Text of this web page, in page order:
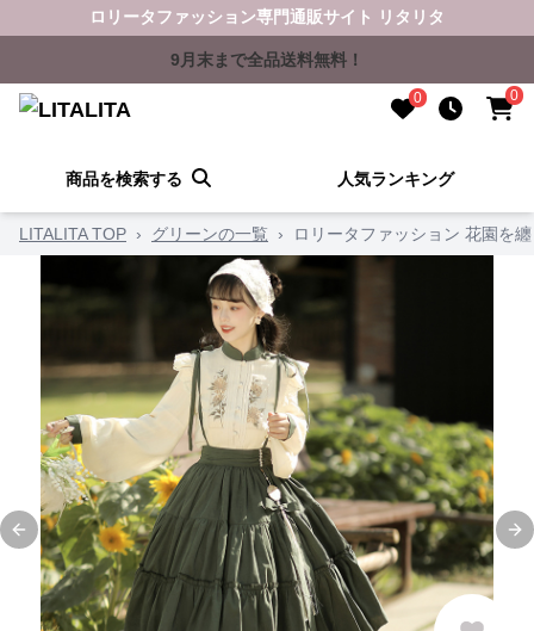
ロリータファッション専門通販サイト リタリタ
9月末まで全品送料無料！
0 0
商品を検索する 人気ランキング
LITALITA TOP › グリーンの一覧 › ロリータファッション 花園を
Previous slide